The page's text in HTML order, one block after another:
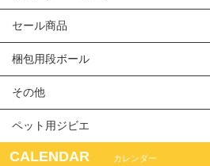
セール商品
梱包用段ボール
その他
ペット用ジビエ
CALENDAR カレンダー